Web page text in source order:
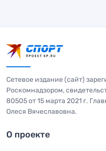
Сетевое издание (сайт)
Роскомнадзором,
80505 от 15 марта 2021 г.
Олеся Вячеславовна.
О проекте